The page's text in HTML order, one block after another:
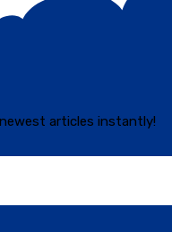
articles instantly!